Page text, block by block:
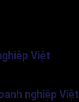
Việt
nghiệp Việt